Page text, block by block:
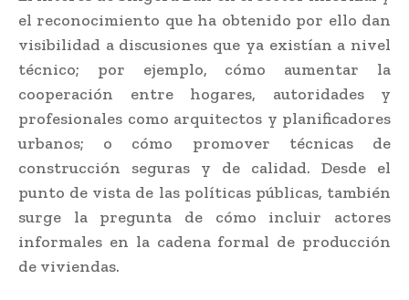
el reconocimiento que ha obtenido por ello dan
visibilidad a discusiones que ya existían a nivel
técnico; por ejemplo, cómo aumentar la
cooperación entre hogares, autoridades y
profesionales como arquitectos y planificadores
urbanos; o cómo promover técnicas de
construcción seguras y de calidad. Desde el
punto de vista de las políticas públicas, también
surge la pregunta de cómo incluir actores
informales en la cadena formal de producción
de viviendas.